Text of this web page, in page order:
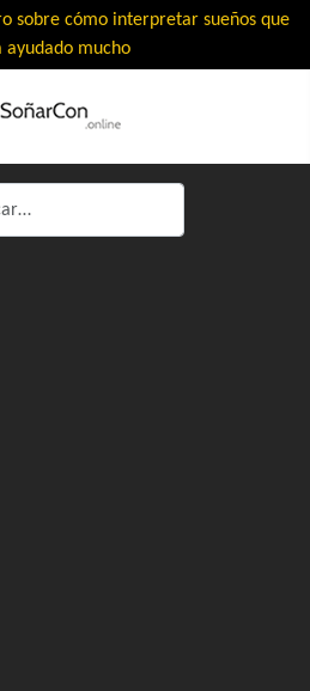
sobre cómo interpretar sueños que
ayudado mucho